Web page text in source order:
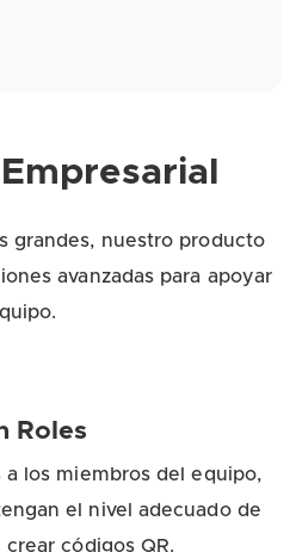
grandes, nuestro producto
avanzadas para apoyar
Roles
los miembros del equipo,
el nivel adecuado de
códigos QR.